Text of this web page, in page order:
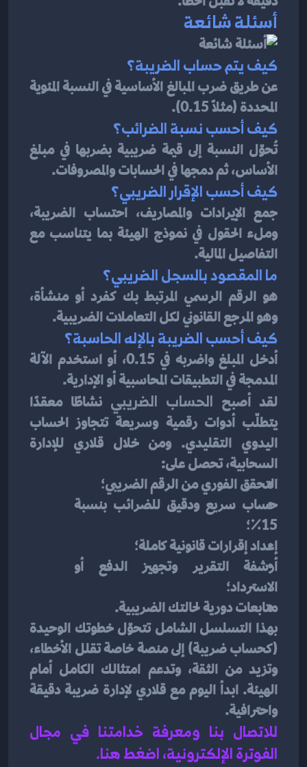
أسئلة شائعة
كيف يتم حساب الضريبة؟
المحددة (مثلًا 0.15).
كيف أحسب نسبة الضرائب؟
الأساس، ثم دمجها في الحسابات والمصروفات.
كيف أحسب الإقرار الضريبي؟
التفاصيل المالية.
ما المقصود بالسجل الضريبي؟
وهو المرجع القانوني لكل التعاملات الضريبية.
كيف أحسب الضريبة بالإله الحاسبة؟
المدمجة في التطبيقات المحاسبية أو الإدارية.
لقد أصبح الحساب الضريبي
السحابية، تحصل على:
التحقق الفوري من الرقم الضريبي؛
حساب سريع ودقيق للضرائب بنسبة
15٪؛
إعداد إقرارات قانونية كاملة؛
الاسترداد؛
متابعات دورية لحالتك الضريبية.
واحترافية.
الفوترة الإلكترونية، اضغط هنا.